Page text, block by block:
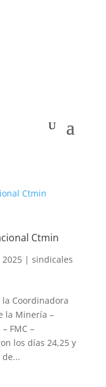
Ctmin
| sindicales
Coordinadora
la Minería –
– FMC –
los días 24,25 y